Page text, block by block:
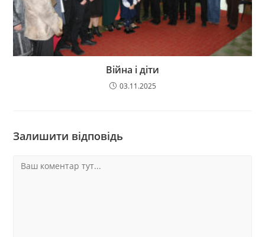
Війна і діти
03.11.2025
Залишити відповідь